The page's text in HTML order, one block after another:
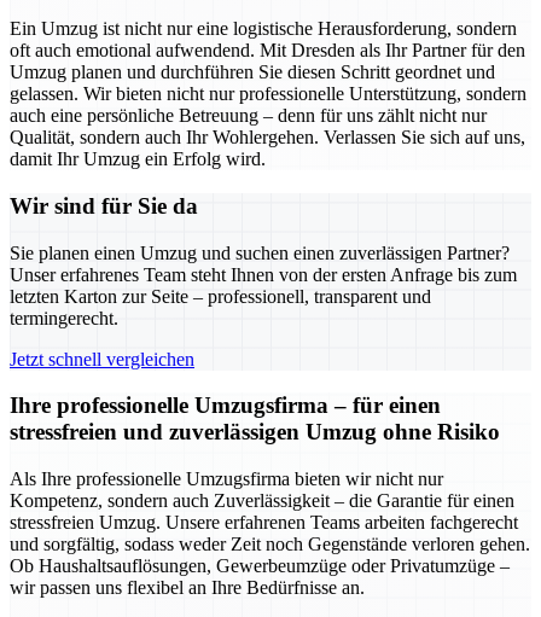
Ein Umzug ist nicht nur eine logistische Herausforderung, sondern
oft auch emotional aufwendend. Mit Dresden als Ihr Partner für den
Umzug planen und durchführen Sie diesen Schritt geordnet und
gelassen. Wir bieten nicht nur professionelle Unterstützung, sondern
auch eine persönliche Betreuung – denn für uns zählt nicht nur
Qualität, sondern auch Ihr Wohlergehen. Verlassen Sie sich auf uns,
damit Ihr Umzug ein Erfolg wird.
Wir sind für Sie da
Sie planen einen Umzug und suchen einen zuverlässigen Partner?
Unser erfahrenes Team steht Ihnen von der ersten Anfrage bis zum
letzten Karton zur Seite – professionell, transparent und
termingerecht.
Jetzt schnell vergleichen
Ihre professionelle Umzugsfirma – für einen
stressfreien und zuverlässigen Umzug ohne Risiko
Als Ihre professionelle Umzugsfirma bieten wir nicht nur
Kompetenz, sondern auch Zuverlässigkeit – die Garantie für einen
stressfreien Umzug. Unsere erfahrenen Teams arbeiten fachgerecht
und sorgfältig, sodass weder Zeit noch Gegenstände verloren gehen.
Ob Haushaltsauflösungen, Gewerbeumzüge oder Privatumzüge –
wir passen uns flexibel an Ihre Bedürfnisse an.